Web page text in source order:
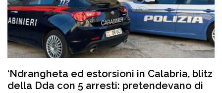
‘Ndrangheta ed estorsioni in Calabria, blitz
della Dda con 5 arresti: pretendevano di